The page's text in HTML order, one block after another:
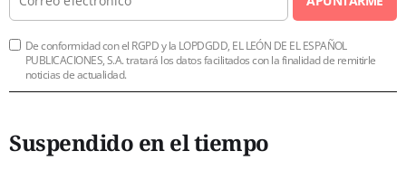
De conformidad con el RGPD y la LOPDGDD, EL LEÓN DE EL ESPAÑOL
PUBLICACIONES, S.A. tratará los datos facilitados con la finalidad de remitirle
noticias de actualidad.
Suspendido en el tiempo